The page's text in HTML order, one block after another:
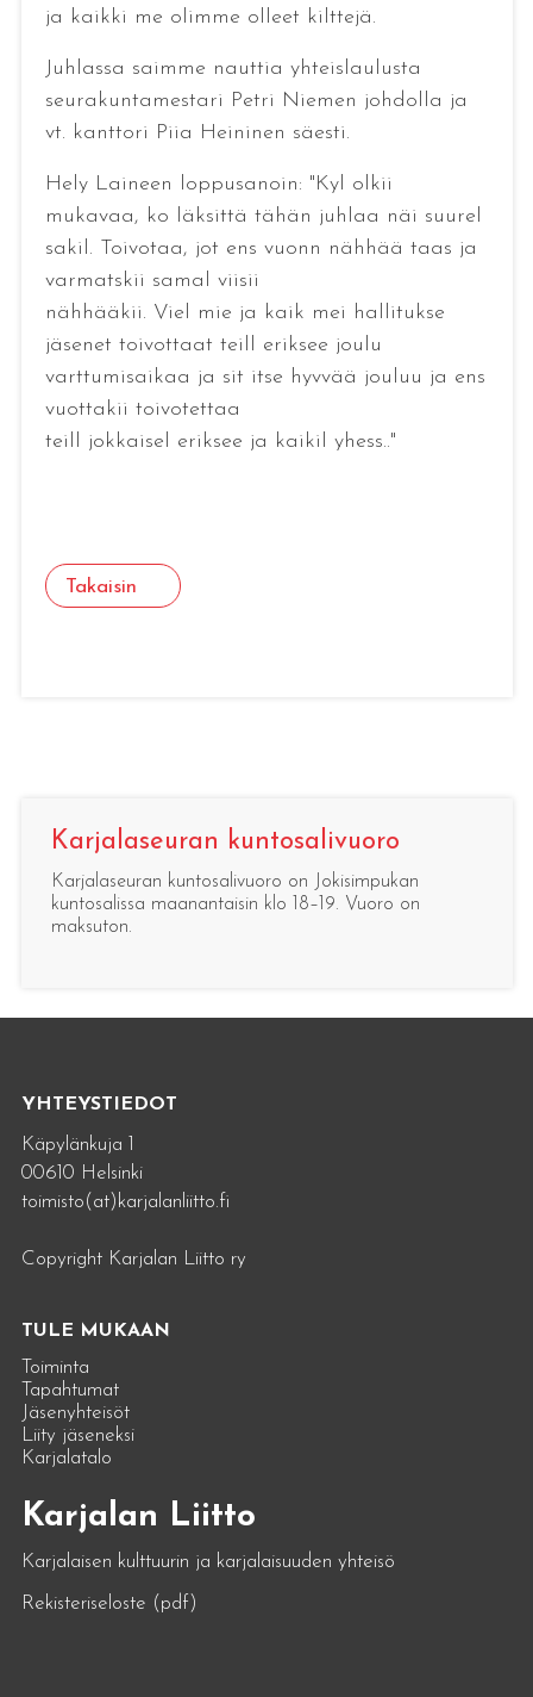
ja kaikki me olimme olleet kilttejä.
Juhlassa saimme nauttia yhteislaulusta
seurakuntamestari Petri Niemen johdolla ja
vt. kanttori Piia Heininen säesti.
Hely Laineen loppusanoin: "Kyl olkii
mukavaa, ko läksittä tähän juhlaa näi suurel
sakil. Toivotaa, jot ens vuonn nähhää taas ja
varmatskii samal viisii
nähhääkii. Viel mie ja kaik mei hallitukse
jäsenet toivottaat teill eriksee joulu
varttumisaikaa ja sit itse hyvvää jouluu ja ens
vuottakii toivotettaa
teill jokkaisel eriksee ja kaikil yhess.."
Takaisin
Karjalaseuran kuntosalivuoro
Karjalaseuran kuntosalivuoro on Jokisimpukan
kuntosalissa maanantaisin klo 18–19. Vuoro on
maksuton.
YHTEYSTIEDOT
Käpylänkuja 1
00610 Helsinki
toimisto(at)karjalanliitto.fi
Copyright Karjalan Liitto ry
TULE MUKAAN
Toiminta
Tapahtumat
Jäsenyhteisöt
Liity jäseneksi
Karjalatalo
Karjalan Liitto
Karjalaisen kulttuurin ja karjalaisuuden yhteisö
Rekisteriseloste (pdf)